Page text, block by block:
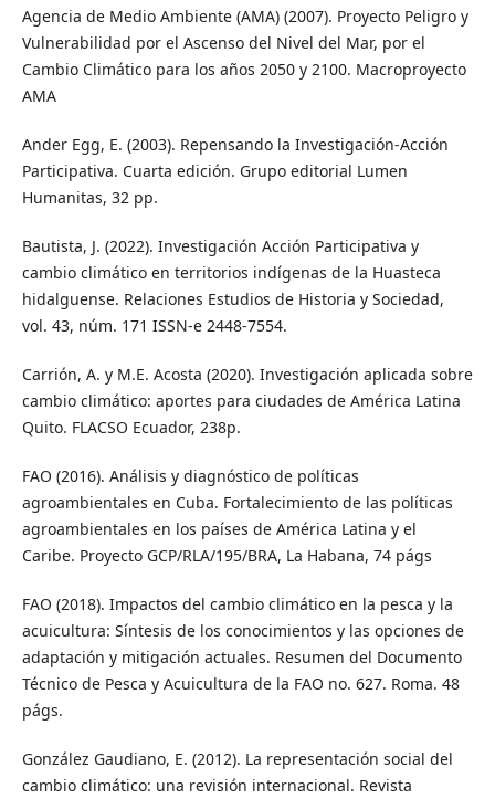
Agencia de Medio Ambiente (AMA) (2007). Proyecto Peligro y
Vulnerabilidad por el Ascenso del Nivel del Mar, por el
Cambio Climático para los años 2050 y 2100. Macroproyecto
AMA
Ander Egg, E. (2003). Repensando la Investigación-Acción
Participativa. Cuarta edición. Grupo editorial Lumen
Humanitas, 32 pp.
Bautista, J. (2022). Investigación Acción Participativa y
cambio climático en territorios indígenas de la Huasteca
hidalguense. Relaciones Estudios de Historia y Sociedad,
vol. 43, núm. 171 ISSN-e 2448-7554.
Carrión, A. y M.E. Acosta (2020). Investigación aplicada sobre
cambio climático: aportes para ciudades de América Latina
Quito. FLACSO Ecuador, 238p.
FAO (2016). Análisis y diagnóstico de políticas
agroambientales en Cuba. Fortalecimiento de las políticas
agroambientales en los países de América Latina y el
Caribe. Proyecto GCP/RLA/195/BRA, La Habana, 74 págs
FAO (2018). Impactos del cambio climático en la pesca y la
acuicultura: Síntesis de los conocimientos y las opciones de
adaptación y mitigación actuales. Resumen del Documento
Técnico de Pesca y Acuicultura de la FAO no. 627. Roma. 48
págs.
González Gaudiano, E. (2012). La representación social del
cambio climático: una revisión internacional. Revista